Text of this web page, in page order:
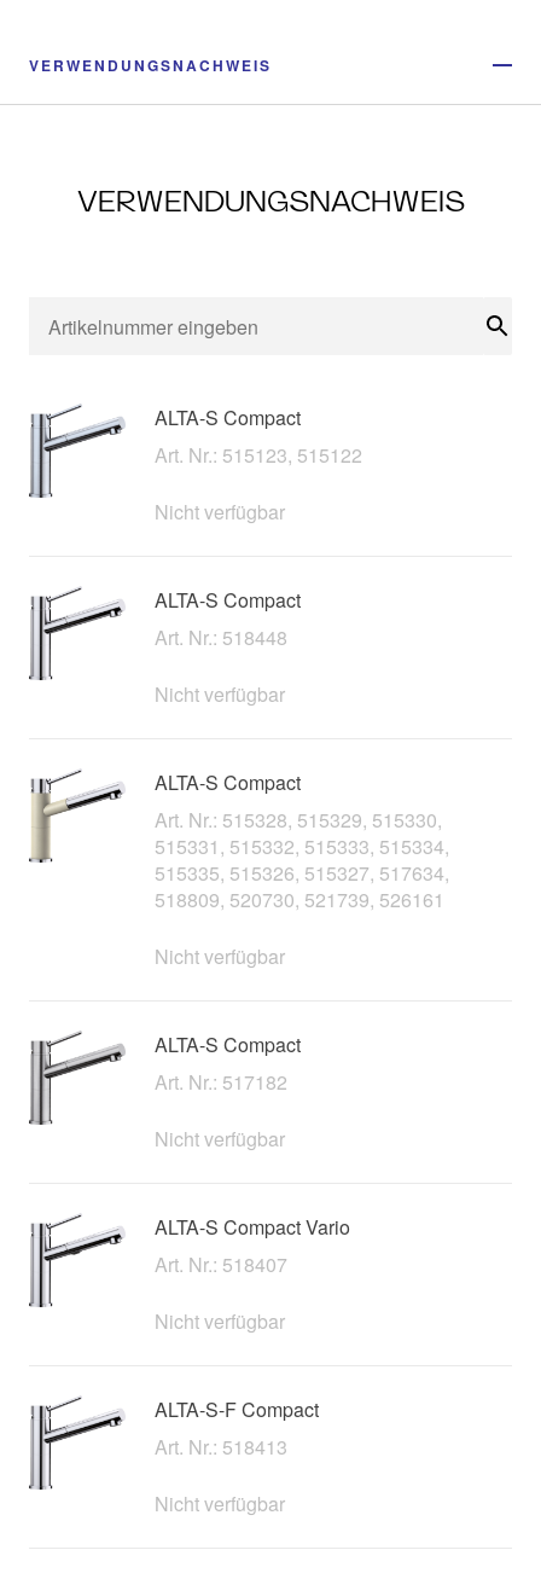
VERWENDUNGSNACHWEIS
VERWENDUNGSNACHWEIS
ALTA-S Compact
Art. Nr.: 515123, 515122
Nicht verfügbar
ALTA-S Compact
Art. Nr.: 518448
Nicht verfügbar
ALTA-S Compact
Art. Nr.: 515328, 515329, 515330,
515331, 515332, 515333, 515334,
515335, 515326, 515327, 517634,
518809, 520730, 521739, 526161
Nicht verfügbar
ALTA-S Compact
Art. Nr.: 517182
Nicht verfügbar
ALTA-S Compact Vario
Art. Nr.: 518407
Nicht verfügbar
ALTA-S-F Compact
Art. Nr.: 518413
Nicht verfügbar